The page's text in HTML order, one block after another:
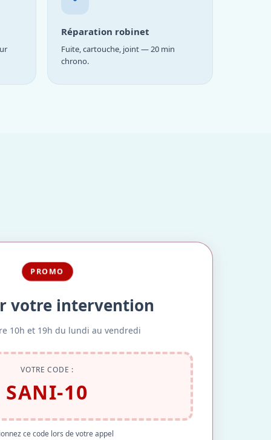
Réparation robinet
Fuite, cartouche, joint — 20 min
chrono.
PROMO
votre intervention
10h et 19h du lundi au vendredi
VOTRE CODE :
SANI-10
ce code lors de votre appel